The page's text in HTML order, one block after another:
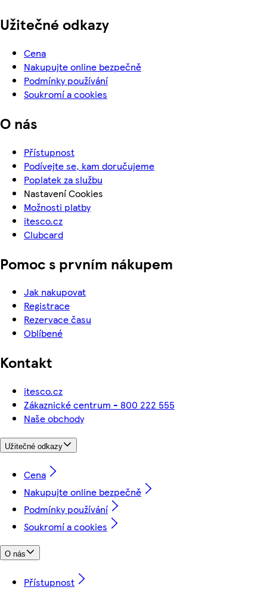
Užitečné odkazy
Cena
Nakupujte online bezpečně
Podmínky používání
Soukromí a cookies
O nás
Přístupnost
Podívejte se, kam doručujeme
Poplatek za službu
Nastavení Cookies
Možnosti platby
itesco.cz
Clubcard
Pomoc s prvním nákupem
Jak nakupovat
Registrace
Rezervace času
Oblíbené
Kontakt
itesco.cz
Zákaznické centrum - 800 222 555
Naše obchody
Užitečné odkazy
Cena
Nakupujte online bezpečně
Podmínky používání
Soukromí a cookies
O nás
Přístupnost